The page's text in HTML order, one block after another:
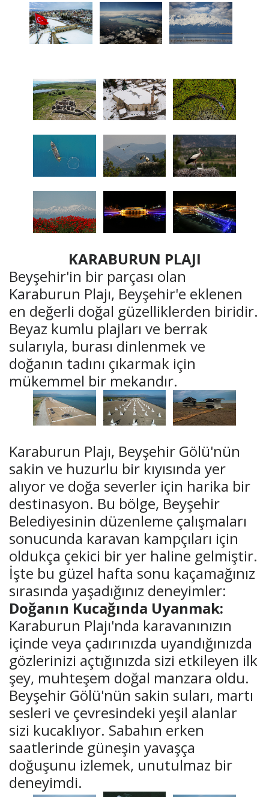
KARABURUN PLAJI
Beyşehir'in bir parçası olan
Karaburun Plajı, Beyşehir'e eklenen
en değerli doğal güzelliklerden biridir.
Beyaz kumlu plajları ve berrak
sularıyla, burası dinlenmek ve
doğanın tadını çıkarmak için
mükemmel bir mekandır.
Karaburun Plajı, Beyşehir Gölü'nün
sakin ve huzurlu bir kıyısında yer
alıyor ve doğa severler için harika bir
destinasyon. Bu bölge, Beyşehir
Belediyesinin düzenleme çalışmaları
sonucunda karavan kampçıları için
oldukça çekici bir yer haline gelmiştir.
İşte bu güzel hafta sonu kaçamağınız
sırasında yaşadığınız deneyimler:
Doğanın Kucağında Uyanmak:
Karaburun Plajı'nda karavanınızın
içinde veya çadırınızda uyandığınızda
gözlerinizi açtığınızda sizi etkileyen ilk
şey, muhteşem doğal manzara oldu.
Beyşehir Gölü'nün sakin suları, martı
sesleri ve çevresindeki yeşil alanlar
sizi kucaklıyor. Sabahın erken
saatlerinde güneşin yavaşça
doğuşunu izlemek, unutulmaz bir
deneyimdi.